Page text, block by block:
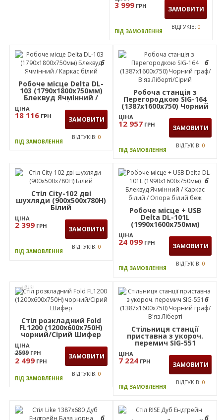
ВІДГУКІВ:0
Стіл розкладний Fold 2
FL2 1400
(1380/210х1000х750Н)
чорний/Сірий Шифер
3 999 ГРН ЗАМОВИТИ
ПІД ЗАМОВЛЕННЯ
ВІДГУКІВ:0
Робоче місце Delta DL-
103 (1790х1800х750мм)
Блеквуд Ячмінний /
Каркас білий
ЦІНА
ГРН ЗАМОВИТИ
ВІДГУКІВ:0
Робоча станція з
Перегородкою SIG-164
(1387х1600х750) Чорний
граф/В'яз Ліберті/Сірий
ЦІНА
12 957 ГРН ЗАМОВИТИ
ПІД ЗАМОВЛЕННЯ
ВІДГУКІВ:0
Стіл City-102 дві
шухляди (900х500х780Н)
Білий
2 399 ГРН ЗАМОВИТИ
ПІД ЗАМОВЛЕННЯ
ВІДГУКІВ:0
Робоче місце + USB
Delta DL-101L
(1990х1600х750мм)
Блеквуд Ячмінний /
Каркас білий / Опора
білий беж
ЦІНА
24 099 ГРН ЗАМОВИТИ
ПІД ЗАМОВЛЕННЯ
ВІДГУКІВ:0
АКЦІЯ
Стіл розкладний Fold